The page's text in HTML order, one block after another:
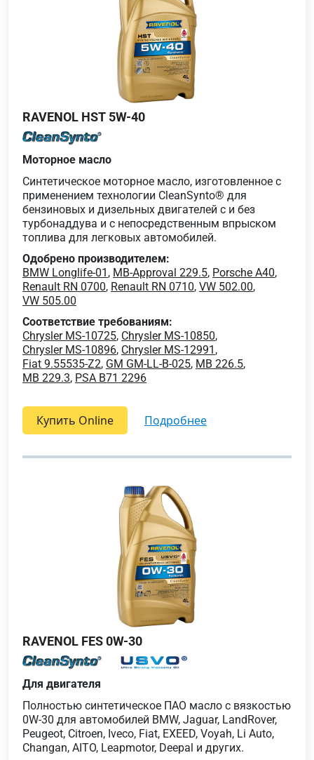
RAVENOL HST 5W-40
Моторное масло
Синтетическое моторное масло, изготовленное с
применением технологии CleanSynto® для
бензиновых и дизельных двигателей с и без
турбонаддува и с непосредственным впрыском
топлива для легковых автомобилей.
Одобрено производителем:
BMW Longlife-01 , MB-Approval 229.5, Porsche A40,
Renault RN 0700, Renault RN 0710, VW 502.00,
VW 505.00
Соответствие требованиям:
Chrysler MS-10725, Chrysler MS-10850,
Chrysler MS-10896, Chrysler MS-12991 ,
Fiat 9.55535-Z2, GM GM-LL-B-025, MB 226.5,
MB 229.3, PSA B71 2296
Купить Online подробнее
RAVENOL FES 0W-30
Для двигателя
Полностью синтетическое ПАО масло с вязкостью
0W-30 для автомобилей BMW, Jaguar, LandRover,
Peugeot, Citroen, Iveco, Fiat, EXEED, Voyah, Li Auto,
Changan, AITO, Leapmotor, Deepal и других.